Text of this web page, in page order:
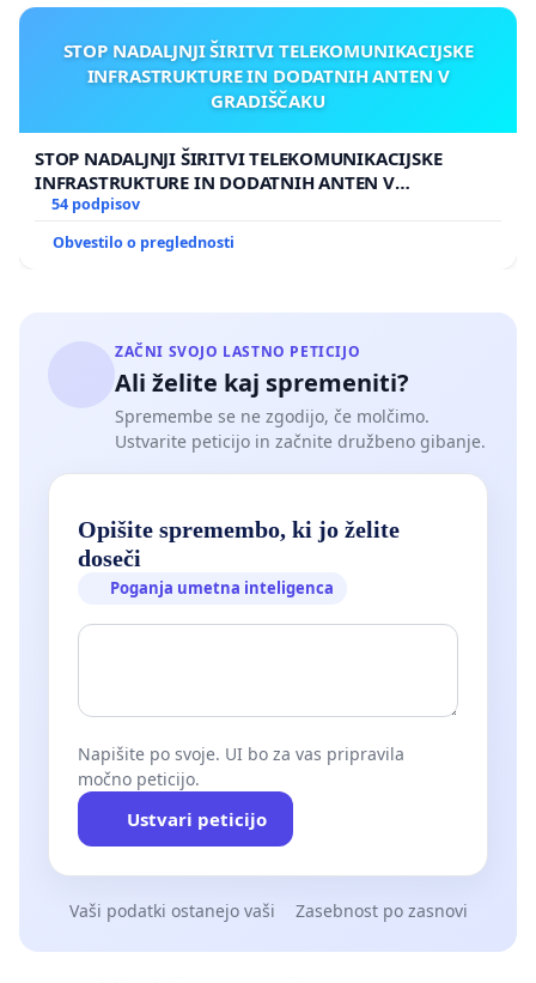
STOP NADALJNJI ŠIRITVI TELEKOMUNIKACIJSKE
INFRASTRUKTURE IN DODATNIH ANTEN V
GRADIŠČAKU
STOP NADALJNJI ŠIRITVI TELEKOMUNIKACIJSKE
INFRASTRUKTURE IN DODATNIH ANTEN V
GRADIŠČAKU
54 podpisov
Obvestilo o preglednosti
ZAČNI SVOJO LASTNO PETICIJO
Ali želite kaj spremeniti?
Spremembe se ne zgodijo, če molčimo.
Ustvarite peticijo in začnite družbeno gibanje.
Opišite spremembo, ki jo želite
doseči
Poganja umetna inteligenca
Napišite po svoje. UI bo za vas pripravila
močno peticijo.
Ustvari peticijo
Vaši podatki ostanejo vaši Zasebnost po zasnovi